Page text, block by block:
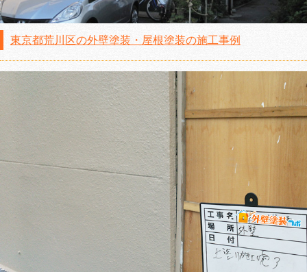
東京都荒川区の外壁塗装・屋根塗装の施工事例